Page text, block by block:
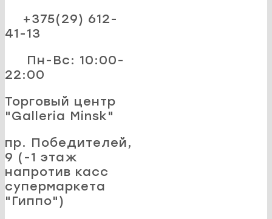
+375(29) 612-
41-13
Пн-Вс: 10:00-
22:00
Торговый центр
"Galleria Minsk"
пр. Победителей,
9 (-1 этаж
напротив касс
супермаркета
"Гиппо")